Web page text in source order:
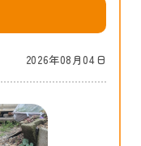
2026年08月04日